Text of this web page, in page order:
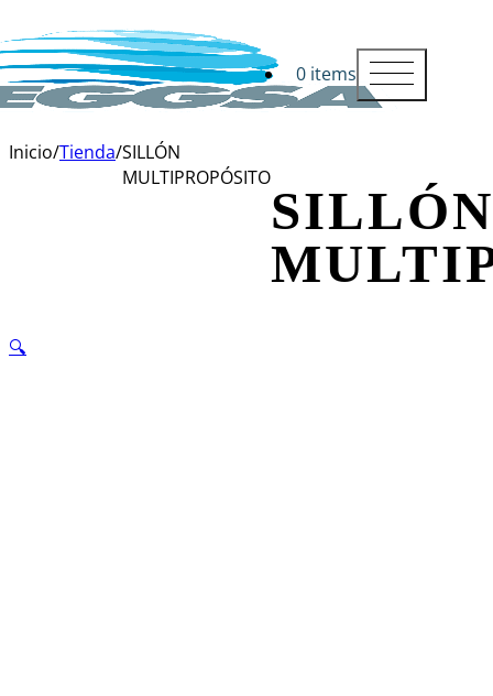
0 items
Inicio/Tienda/SILLÓN
MULTIPROPÓSITO
SILLÓN
🔍